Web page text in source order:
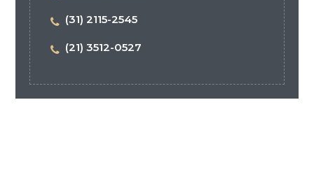
(31) 2115-2545
(21) 3512-0527